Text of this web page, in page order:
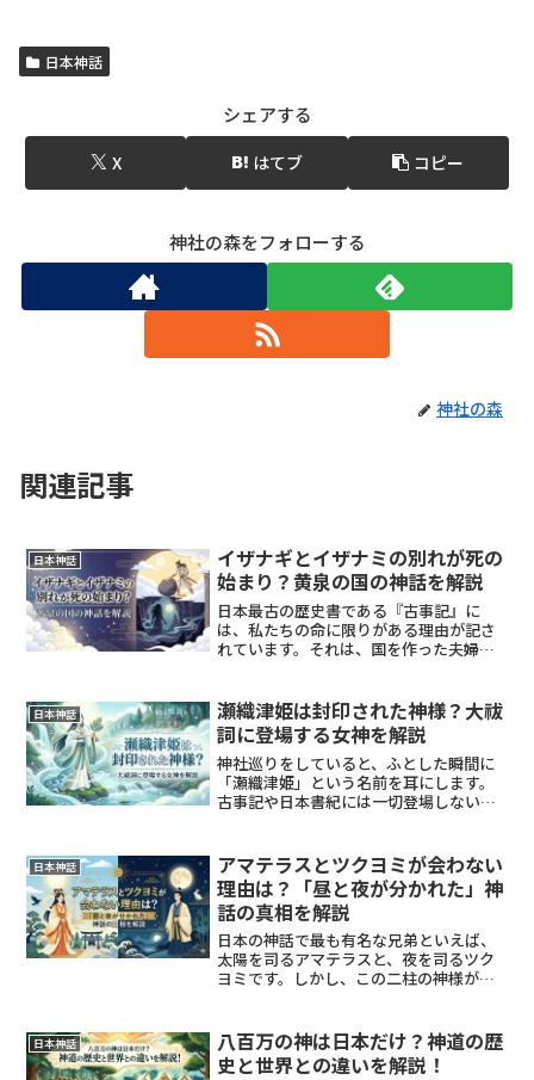
日本神話
シェアする
X はてブ コピー
神社の森をフォローする
神社の森
関連記事
日本神話
イザナギとイザナミの別れが死の
始まり？黄泉の国の神話を解説
日本最古の歴史書である『古事記』に
は、私たちの命に限りがある理由が記さ
れています。それは、国を作った夫婦神
新しい島や神々を生み出していた二人
が、なぜ決裂してしまったので...
日本神話
瀬織津姫は封印された神様？大祓
詞に登場する女神を解説
神社巡りをしていると、ふとした瞬間に
「瀬織津姫」という名前を耳にします。
古事記や日本書紀には一切登場しないの
の高い神様が、なぜ歴史の表舞台から消
えてしまったのでしょうか...
日本神話
アマテラスとツクヨミが会わない
理由は？「昼と夜が分かれた」神
話の真相を解説
日本の神話で最も有名な兄弟といえば、
太陽を司るアマテラスと、夜を司るツク
ヨミです。しかし、この二柱の神様が同
会わない理由には、実は目を背けたくな
るような、ある「事件」が...
日本神話
八百万の神は日本だけ？神道の歴
史と世界との違いを解説！